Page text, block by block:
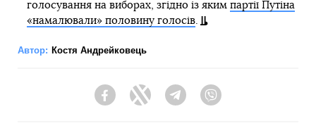
голосування на виборах, згідно із яким партії Путіна
«намалювали» половину голосів.
Автор: Костя Андрейковець
FacebookTwitter Telegram